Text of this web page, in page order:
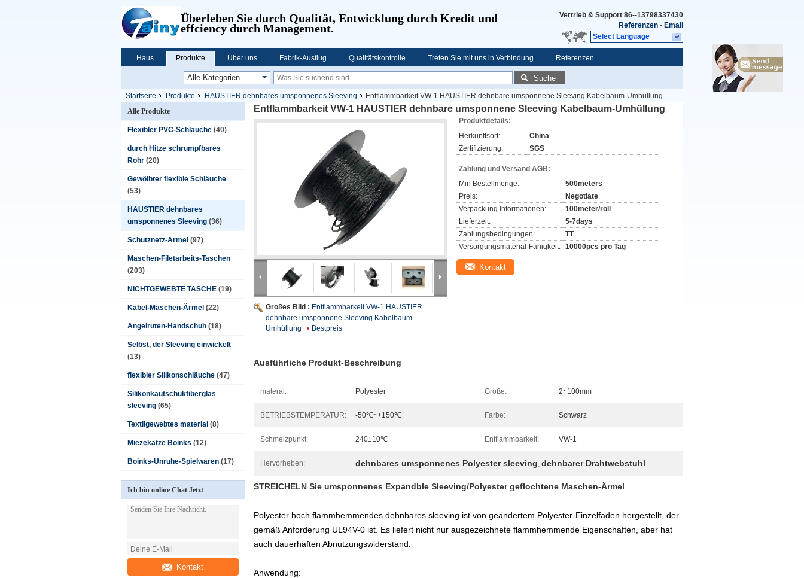
Überleben Sie durch Qualität, Entwicklung durch Kredit und
effciency durch Management.
Vertrieb & Support 86--13798337430
Referenzen - Email
Select Language
Haus Produkte Über uns Fabrik-Ausflug Qualitätskontrolle Treten Sie mit uns in Verbindung Referenzen
Suche
Startseite Produkte HAUSTIER dehnbares umsponnenes Sleeving
Entflammbarkeit VW-1 HAUSTIER dehnbare umsponnene Sleeving Kabelbaum-Umhüllung
Alle Produkte
Flexibler PVC-Schläuche (40)
durch Hitze schrumpfbares
Rohr (20)
Gewölbter flexible Schläuche
(53)
HAUSTIER dehnbares
umsponnenes Sleeving (36)
Schutznetz-Ärmel (97)
Maschen-Filetarbeits-Taschen
(203)
NICHTGEWEBTE TASCHE (19)
Kabel-Maschen-Ärmel (22)
Angelruten-Handschuh (18)
Selbst, der Sleeving einwickelt
(13)
flexibler Silikonschläuche (47)
Silikonkautschukfiberglas
sleeving (65)
Textilgewebtes material (8)
Miezekatze Boinks (12)
Boinks-Unruhe-Spielwaren (17)
Ich bin online Chat Jetzt
Kontakt
Entflammbarkeit VW-1 HAUSTIER dehnbare umsponnene Sleeving Kabelbaum-Umhüllung
Großes Bild : Entflammbarkeit VW-1 HAUSTIER
dehnbare umsponnene Sleeving Kabelbaum-
Umhüllung
Bestpreis
Produktdetails:
Herkunftsort:
China
Zertifizierung:
SGS
Zahlung und Versand AGB:
Min Bestellmenge:
500meters
Preis:
Negotiate
Verpackung Informationen:
100meter/roll
Lieferzeit:
5-7days
Zahlungsbedingungen:
TT
Versorgungsmaterial-Fähigkeit: 10000pcs pro Tag
Kontakt
Ausführliche Produkt-Beschreibung
materal: Polyester Größe: 2~100mm
BETRIEBSTEMPERATUR: -50℃~+150℃ Farbe: Schwarz
Schmelzpunkt: 240±10℃ Entflammbarkeit: VW-1
Hervorheben: dehnbares umsponnenes Polyester sleeving, dehnbarer Drahtwebstuhl
STREICHELN Sie umsponnenes Expandble Sleeving/Polyester geflochtene Maschen-Ärmel
Polyester hoch flammhemmendes dehnbares sleeving ist von geändertem Polyester-Einzelfaden hergestellt, der
gemäß Anforderung UL94V-0 ist. Es liefert nicht nur ausgezeichnete flammhemmende Eigenschaften, aber hat
auch dauerhaften Abnutzungswiderstand.
Anwendung: